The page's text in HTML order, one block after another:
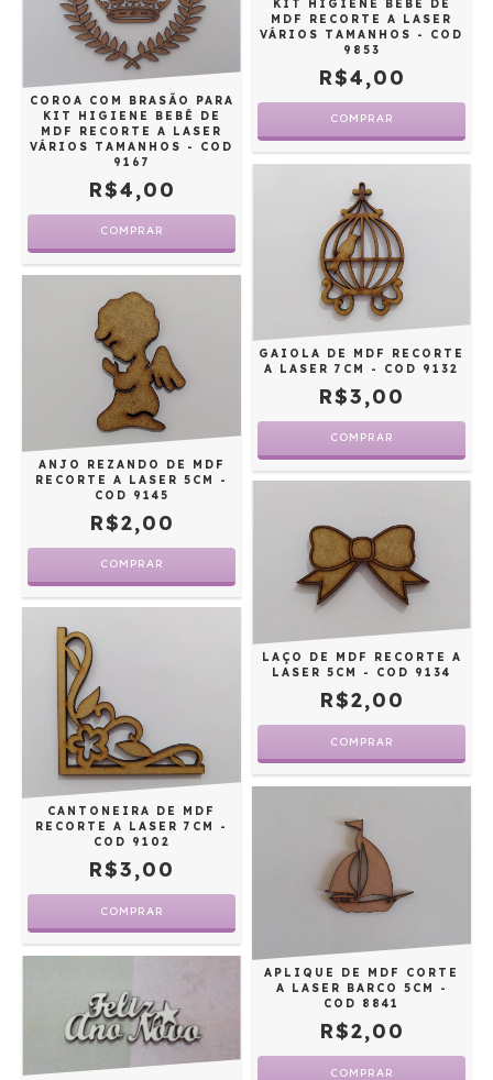
KIT HIGIENE BEBÊ DE
MDF RECORTE A LASER
VÁRIOS TAMANHOS - COD
9853
R$4,00
COMPRAR
COROA COM BRASÃO PARA
KIT HIGIENE BEBÊ DE
MDF RECORTE A LASER
VÁRIOS TAMANHOS - COD
9167
R$4,00
COMPRAR
GAIOLA DE MDF RECORTE
A LASER 7CM - COD 9132
R$3,00
ANJO REZANDO DE MDF
RECORTE A LASER 5CM -
COD 9145
R$2,00
LAÇO DE MDF RECORTE A
LASER 5CM - COD 9134
R$2,00
CANTONEIRA DE MDF
RECORTE A LASER 7CM -
COD 9102
R$3,00
APLIQUE DE MDF CORTE
A LASER BARCO 5CM -
COD 8841
R$2,00